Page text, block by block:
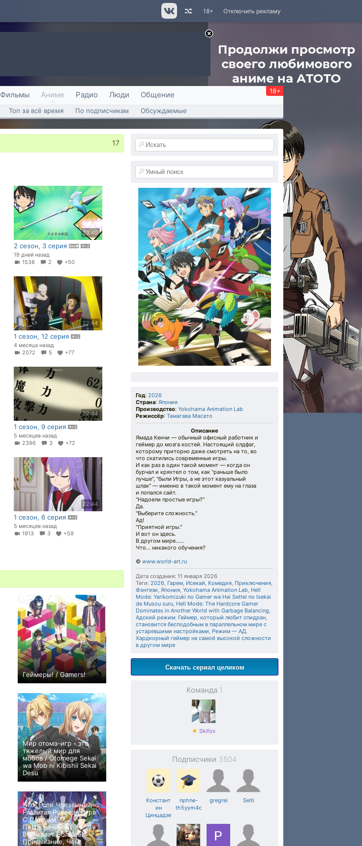
Отключить рекламу
18+
Фильмы Аниме Радио Люди Общение 18+
Топ за всё время По подписчикам Обсуждаемые
17
23:40
2 сезон, 3 серия
19 дней назад
1538
2 +50
22:44
1 сезон, 12 серия
4 месяца назад
2072
5 +77
22:44
1 сезон, 9 серия
5 месяцев назад
2396
3 +72
22:44
1 сезон, 6 серия
5 месяцев назад
1913
3 +59
Геймеры! / Gamers!
+188 12 552
Мир отомэ-игр - это
тяжелый мир для
мобов / Otomege Sekai
wa Mob ni Kibishii Sekai
Desu
+1223 18 3728
Что, Если Чрезвычайно
Развитая Ролевая Игра
С Полным
Погружением
Вызывает Большее
Привыкание, Чем
Год: 2026
Страна: Япония
Производство: Yokohama Animation Lab
Режиссёр: Тамагава Масато
Описание
Ямада Кенчи — обычный офисный работник и
геймер до мозга костей. Настоящий олдфаг,
которому приторно даже смотреть на то, во
что скатились современные игры.
И как раз в один такой момент — когда он
бурчал и кряхтел о том, как "раньше было
лучше", "были Игры, а не этот казуальный
шлак" — именно в такой момент ему на глаза
и попался сайт.
"Надоели простые игры?"
Да.
"Выберите сложность."
Ад!
"Приятной игры."
И вот он здесь.
В другом мире.…..
Что... никакого обучения?
© www.world-art.ru
Дата создания: 11 января 2026
Теги: 2026, Гарем, Исекай, Комедия, Приключения,
Фэнтези, Япония, Yokohama Animation Lab, Hell
Mode: Yarikomizuki no Gamer wa Hai Settei no Isekai
de Musou suru, Hell Mode: The Hardcore Gamer
Dominates in Another World with Garbage Balancing,
Адский режим: Геймер, который любит спидран,
становится бесподобным в параллельном мире с
устаревшими настройками, Режим — АД.
Хардкорный геймер на самой высокой сложности
в другом мире
Скачать сериал целиком
Команда 1
★ Skifox
Подписчики 3504
Констант
ин
Цинцадзе
nphne-
th5yym4c
gregrei Selti